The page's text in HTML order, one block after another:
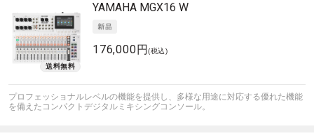
YAMAHA MGX16 W
176,000円(税込)
プロフェッショナルレベルの機能を提供し、多様な用途に対応する優れた機能
を備えたコンパクトデジタルミキシングコンソール。